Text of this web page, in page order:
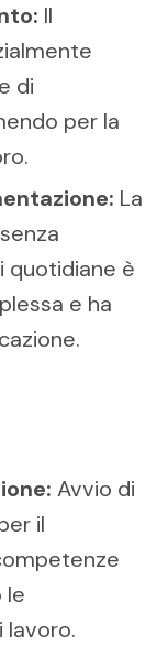
Il
di
per la
La
quotidiane è
e ha
Avvio di
il
le
lavoro.